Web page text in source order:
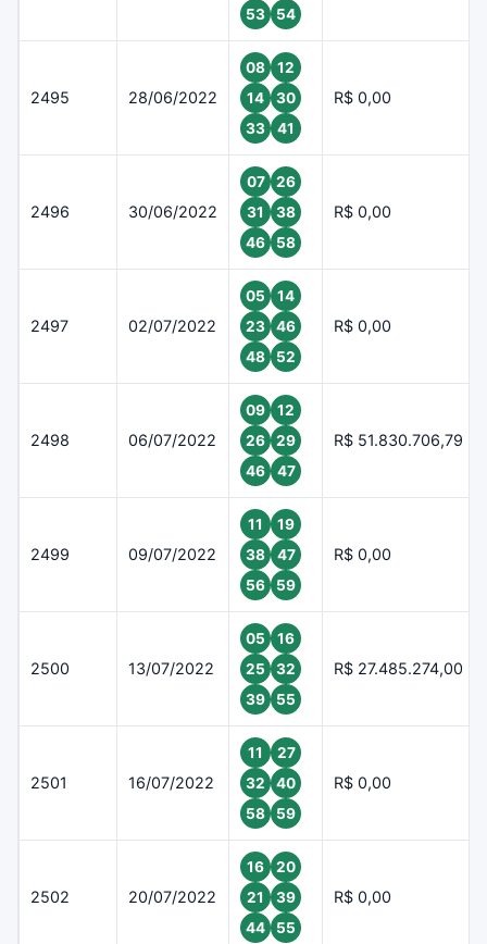
53
54
2495 28/06/2022
08
12
14
30
33
41
R$ 0,00
2496 30/06/2022
07
26
31
38
46
58
R$ 0,00
2497 02/07/2022
05
14
23
46
48
52
R$ 0,00
2498 06/07/2022
09
12
26
29
46
47
R$ 51.830.706,79
2499 09/07/2022
11
19
38
47
56
59
R$ 0,00
2500 13/07/2022
05
16
25
32
39
55
R$ 27.485.274,00
2501 16/07/2022
11
27
32
40
58
59
R$ 0,00
2502 20/07/2022
16
20
21
39
44
55
R$ 0,00